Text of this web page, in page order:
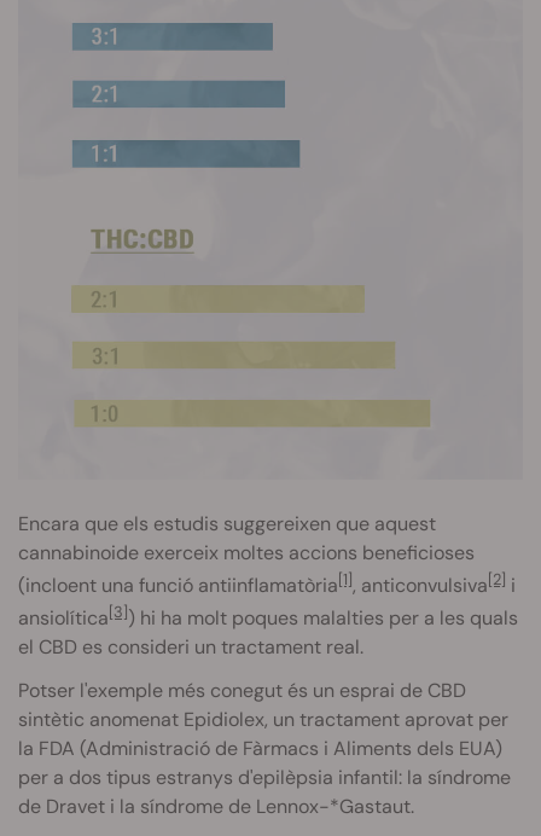
Encara que els estudis suggereixen que aquest
cannabinoide exerceix moltes accions beneficioses
(incloent una funció antiinflamatòria[1], anticonvulsiva[2] i
ansiolítica[3]) hi ha molt poques malalties per a les quals
el CBD es consideri un tractament real.
Potser l'exemple més conegut és un esprai de CBD
sintètic anomenat Epidiolex, un tractament aprovat per
la FDA (Administració de Fàrmacs i Aliments dels EUA)
per a dos tipus estranys d'epilèpsia infantil: la síndrome
de Dravet i la síndrome de Lennox-*Gastaut.